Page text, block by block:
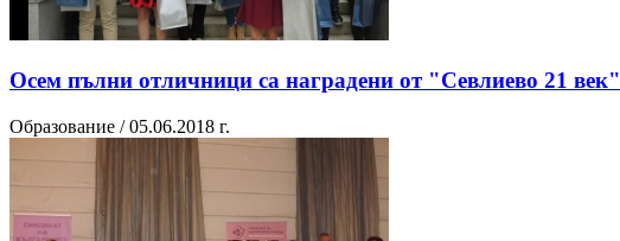
Осем пълни отличници са наградени от "Севлиево 21 век"
Образование / 05.06.2018 г.